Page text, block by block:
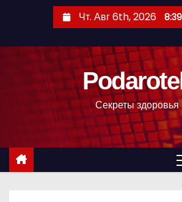
с
Чт. Авг 6th, 2026
Секреты здоровья